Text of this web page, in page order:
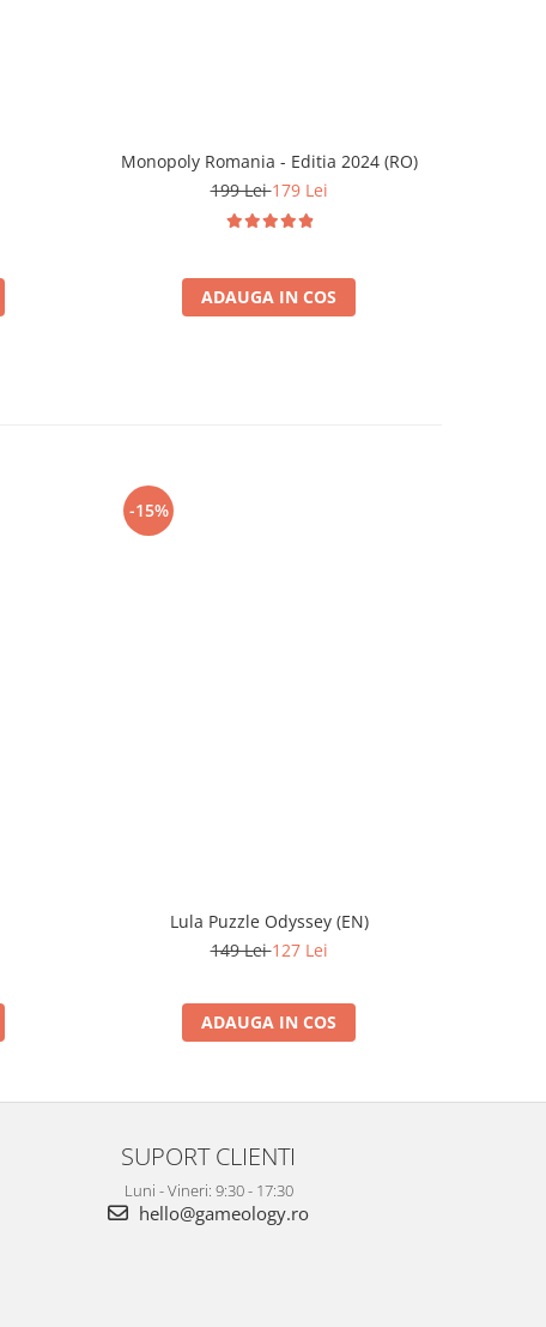
Monopoly Romania - Editia 2024 (RO)
199 Lei179 Lei
ADAUGA IN COS
-15%
Lula Puzzle Odyssey (EN)
149 Lei127 Lei
ADAUGA IN COS
SUPORT CLIENTI
Luni - Vineri: 9:30 - 17:30
hello@gameology.ro